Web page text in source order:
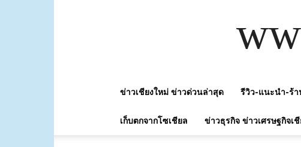
ข่าวเชียงใหม่ ข่าวด่วนล่าสุด รีวิว-แนะนำ-ร้า
เก็บตกจากโซเชียล ข่าวธุรกิจ ข่าวเศรษฐกิจเ